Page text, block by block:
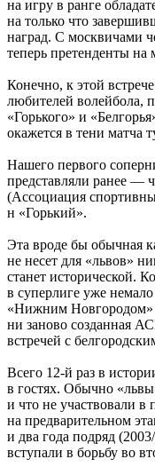
на игру в ранге
на только что
наград. С москвичами
теперь претенденты на
Конечно, к этой
любителей волейбола,
«Горького» и
окажется в тени матча
Нашего первого
представляли ранее —
(Ассоциация
н «Горький».
Эта вроде бы обычная
не несет для «львов»
станет исторической.
в суперлиге уже
«Нижним Новгородом»
ни заново созданная
встречей с
Всего 12-й раз в
в гостях. Обычно
и что не участвовали в
на предварительном
и два года подряд
вступали в борьбу во